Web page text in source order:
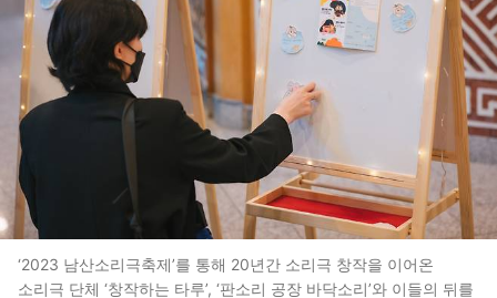
‘2023 남산소리극축제’를 통해 20년간 소리극 창작을 이어온
소리극 단체 ‘창작하는 타루’, ‘판소리 공장 바닥소리’와 이들의 뒤를